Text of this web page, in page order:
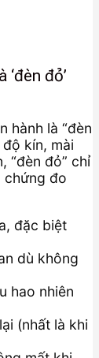
đỏ’
hành là “đèn
kín, mài
“đèn đỏ” chỉ
chứng đo
đặc biệt
dù không
hao nhiên
(nhất là khi